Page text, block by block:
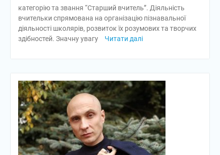
категорію та звання “Старший вчитель”. Діяльність
вчительки спрямована на організацію пізнавальної
діяльності школярів, розвиток їх розумових та творчих
здібностей. Значну увагу
Читати далі